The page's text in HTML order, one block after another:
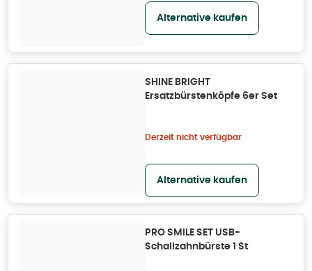
Alternative kaufen
SHINE BRIGHT
Ersatzbürstenköpfe 6er Set
Derzeit nicht verfügbar
Alternative kaufen
PRO SMILE SET USB-
Schallzahnbürste 1 St